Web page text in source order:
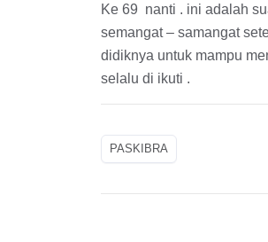
Ke 69 nanti . ini adalah
semangat – samangat
didiknya untuk mampu
selalu di ikuti .
PASKIBRA